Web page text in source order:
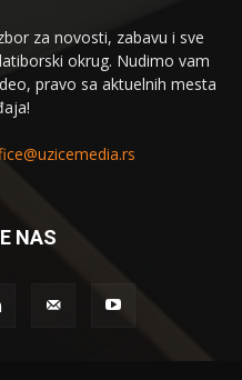
za novosti, zabavu i sve
okrug. Nudimo vam
pravo sa aktuelnih mesta
NAS